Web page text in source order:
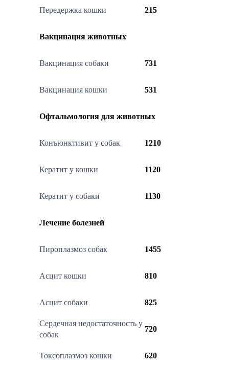
Передержка кошки 215
Вакцинация животных
Вакцинация собаки 731
Вакцинация кошки 531
Офтальмология для животных
Конъюнктивит у собак 1210
Кератит у кошки 1120
Кератит у собаки 1130
Лечение болезней
Пироплазмоз собак 1455
Асцит кошки 810
Асцит собаки 825
Сердечная недостаточность у
собак
720
Токсоплазмоз кошки 620